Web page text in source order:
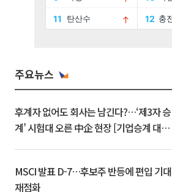
주요뉴스
후계자 없어도 회사는 남긴다?…‘제3자 승
계’ 시험대 오른 中企 현장 [기업승계 대전
MSCI 발표 D-7…후보주 반등에 편입 기대
재점화